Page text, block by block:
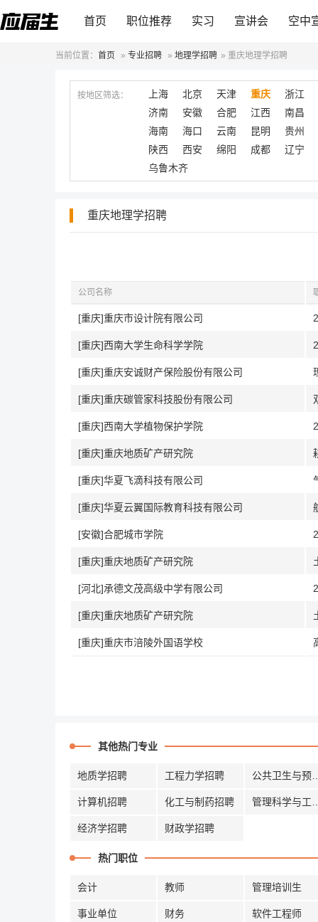
首页 职位推荐 实习 宣讲会 空中
当前位置： 首页 » 专业招聘 » 地理学招聘 » 重庆地理学招聘
按地区筛选： 上海 北京 天津 重庆
浙江
济南
安徽 合肥 江西
南昌
海南
海口 云南 昆明
贵州
陕西
西安 绵阳 成都
辽宁
乌鲁木齐
重庆地理学招聘
公司名称
[重庆]重庆市设计院有限公司
[重庆]西南大学生命科学学院
[重庆]重庆安诚财产保险股份有限公司
[重庆]重庆碳管家科技股份有限公司
[重庆]西南大学植物保护学院
[重庆]重庆地质矿产研究院
[重庆]华夏飞滴科技有限公司
[重庆]华夏云翼国际教育科技有限公司
[安徽]合肥城市学院
[重庆]重庆地质矿产研究院
[河北]承德文茂高级中学有限公司
[重庆]重庆地质矿产研究院
[重庆]重庆市涪陵外国语学校
其他热门专业
地质学招聘 工程力学招聘
计算机招聘 化工与制药招聘
经济学招聘 财政学招聘
热门职位
会计 教师 管理培训生
事业单位 财务 软件工程师